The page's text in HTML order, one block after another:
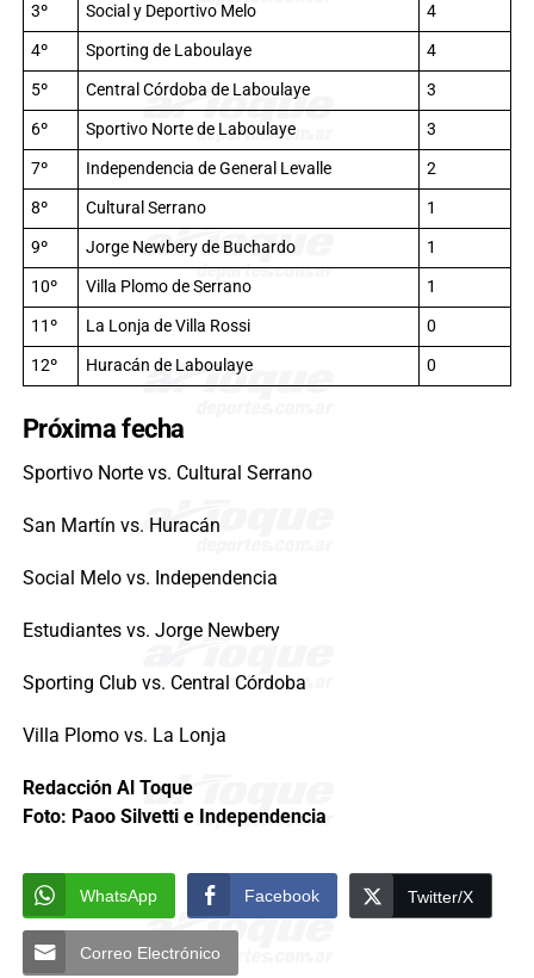
3º
Social y Deportivo Melo
4
4º
Sporting de Laboulaye
4
5º
Central Córdoba de Laboulaye
3
6º
Sportivo Norte de Laboulaye
3
7º
Independencia de General Levalle
2
8º
Cultural Serrano
1
9º
Jorge Newbery de Buchardo
1
10º
Villa Plomo de Serrano
1
11º
La Lonja de Villa Rossi
0
12º
Huracán de Laboulaye 0
Próxima fecha
Sportivo Norte vs. Cultural Serrano
San Martín vs. Huracán
Social Melo vs. Independencia
Estudiantes vs. Jorge Newbery
Sporting Club vs. Central Córdoba
Villa Plomo vs. La Lonja
Redacción Al Toque
Foto: Paoo Silvetti e Independencia
WhatsApp Facebook Twitter/X
Correo Electrónico